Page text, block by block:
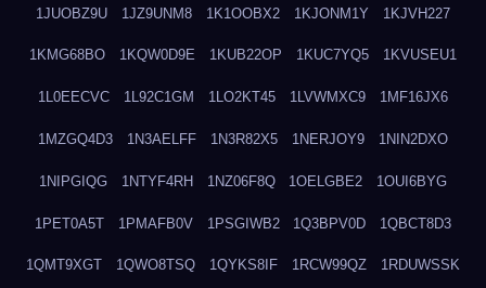
1JUOBZ9U 1JZ9UNM8 1K1OOBX2 1KJONM1Y 1KJVH227
1KMG68BO 1KQW0D9E 1KUB22OP 1KUC7YQ5 1KVUSEU1
1L0EECVC 1L92C1GM 1LO2KT45 1LVWMXC9 1MF16JX6
1MZGQ4D3 1N3AELFF 1N3R82X5 1NERJOY9 1NIN2DXO
1NIPGIQG 1NTYF4RH 1NZ06F8Q 1OELGBE2 1OUI6BYG
1PET0A5T 1PMAFB0V 1PSGIWB2 1Q3BPV0D 1QBCT8D3
1QMT9XGT 1QWO8TSQ 1QYKS8IF 1RCW99QZ 1RDUWSSK